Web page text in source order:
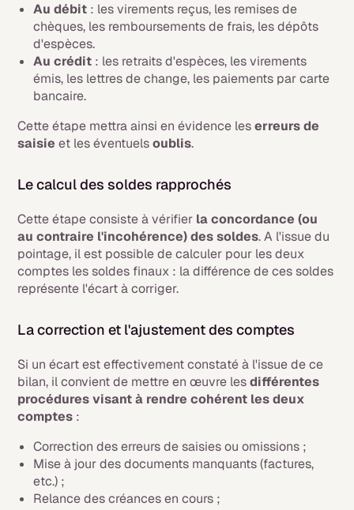
Au débit : les virements reçus, les remises de
chèques, les remboursements de frais, les dépôts
d'espèces.
Au crédit : les retraits d'espèces, les virements
émis, les lettres de change, les paiements par carte
bancaire.
Cette étape mettra ainsi en évidence leserreurs de
saisie et les éventuelsoublis.
Le calcul des soldes rapprochés
Cette étape consiste à vérifier la concordance (ou
au contraire l'incohérence) des soldes. A l'issue du
pointage, il est possible de calculer pour les deux
comptes les soldes finaux : la différence de ces soldes
représente l'écart à corriger.
La correction et l'ajustement des comptes
Si un écart est effectivement constaté à l'issue de ce
bilan, il convient de mettre en œuvre lesdifférentes
procédures visant à rendre cohérent les deux
comptes :
Correction des erreurs de saisies ou omissions ;
Mise à jour des documents manquants (factures,
etc.) ;
Relance des créances en cours ;